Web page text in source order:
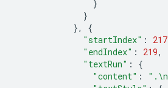
}
}
},
{
"startIndex" : 217
"endIndex" : 219,
"textRun" :
{
"content" : ". \n